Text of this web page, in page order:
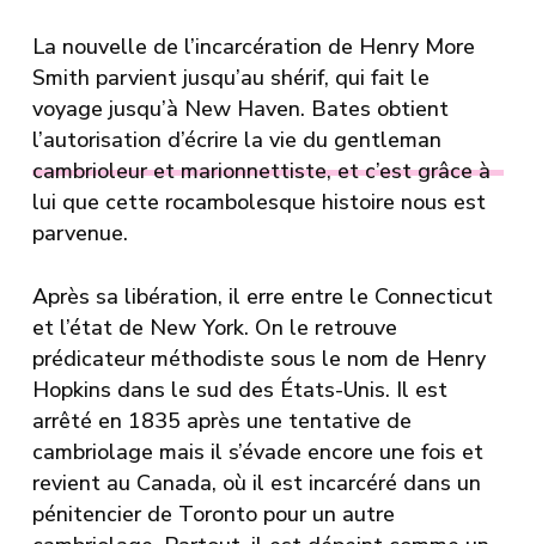
La nouvelle de l’incarcération de Henry More
Smith parvient jusqu’au shérif, qui fait le
voyage jusqu’à New Haven. Bates obtient
l’autorisation d’écrire la vie du gentleman
cambrioleur et marionnettiste, et c’est grâce à
lui que cette rocambolesque histoire nous est
parvenue.
Après sa libération, il erre entre le Connecticut
et l’état de New York. On le retrouve
prédicateur méthodiste sous le nom de Henry
Hopkins dans le sud des États-Unis. Il est
arrêté en 1835 après une tentative de
cambriolage mais il s’évade encore une fois et
revient au Canada, où il est incarcéré dans un
pénitencier de Toronto pour un autre